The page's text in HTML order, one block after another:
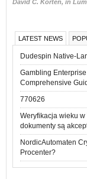
David C. Korten, in
LATEST NEWS
Dudespin Native-
Gambling
Comprehensive
770626
Weryfikacja wieku
dokumenty są
NordicAutomaten
Procenter?